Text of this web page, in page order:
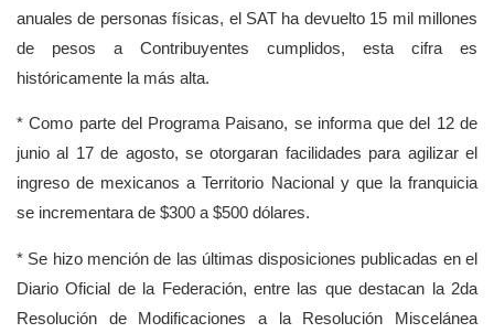
anuales de personas físicas, el SAT ha devuelto 15 mil millones
de pesos a Contribuyentes cumplidos, esta cifra es
históricamente la más alta.
* Como parte del Programa Paisano, se informa que del 12 de
junio al 17 de agosto, se otorgaran facilidades para agilizar el
ingreso de mexicanos a Territorio Nacional y que la franquicia
se incrementara de $300 a $500 dólares.
* Se hizo mención de las últimas disposiciones publicadas en el
Diario Oficial de la Federación, entre las que destacan la 2da
Resolución de Modificaciones a la Resolución Miscelánea